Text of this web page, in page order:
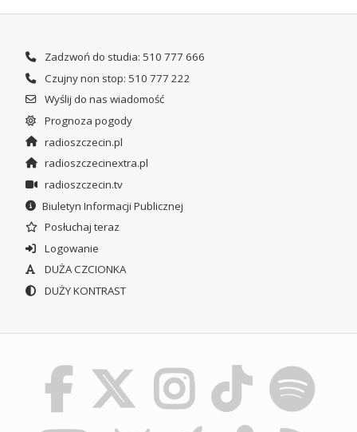
Zadzwoń do studia: 510 777 666
Czujny non stop: 510 777 222
Wyślij do nas wiadomość
Prognoza pogody
radioszczecin.pl
radioszczecinextra.pl
radioszczecin.tv
Biuletyn Informacji Publicznej
Posłuchaj teraz
Logowanie
DUŻA CZCIONKA
DUŻY KONTRAST